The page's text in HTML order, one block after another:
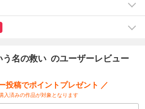
も収録。
う名の救い のユーザーレビュー
投稿でポイントプレゼント ／
入済みの作品が対象となります